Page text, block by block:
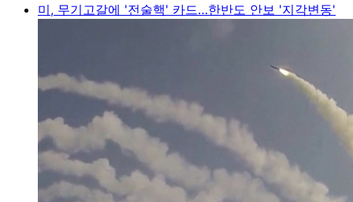
미, 무기고갈에 '전술핵' 카드…한반도 안보 '지각변동'